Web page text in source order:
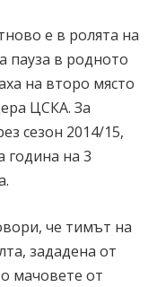
е в ролята на
пауза в родното
на второ място
ЦСКА. За
сезон 2014/15,
година на 3
че тимът на
зададена от
мачовете от